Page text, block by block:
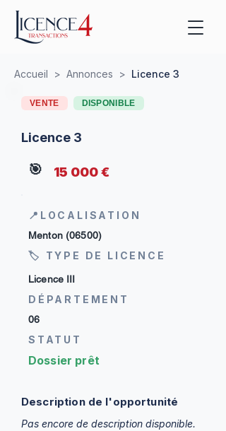
Accueil > Annonces > Licence 3
VENTE DISPONIBLE
Licence 3
🎯 15 000 €
📍LOCALISATION
Menton (06500)
🏷 TYPE DE LICENCE
Licence III
DÉPARTEMENT
06
STATUT
Dossier prêt
Description de l'opportunité
Pas encore de description disponible.